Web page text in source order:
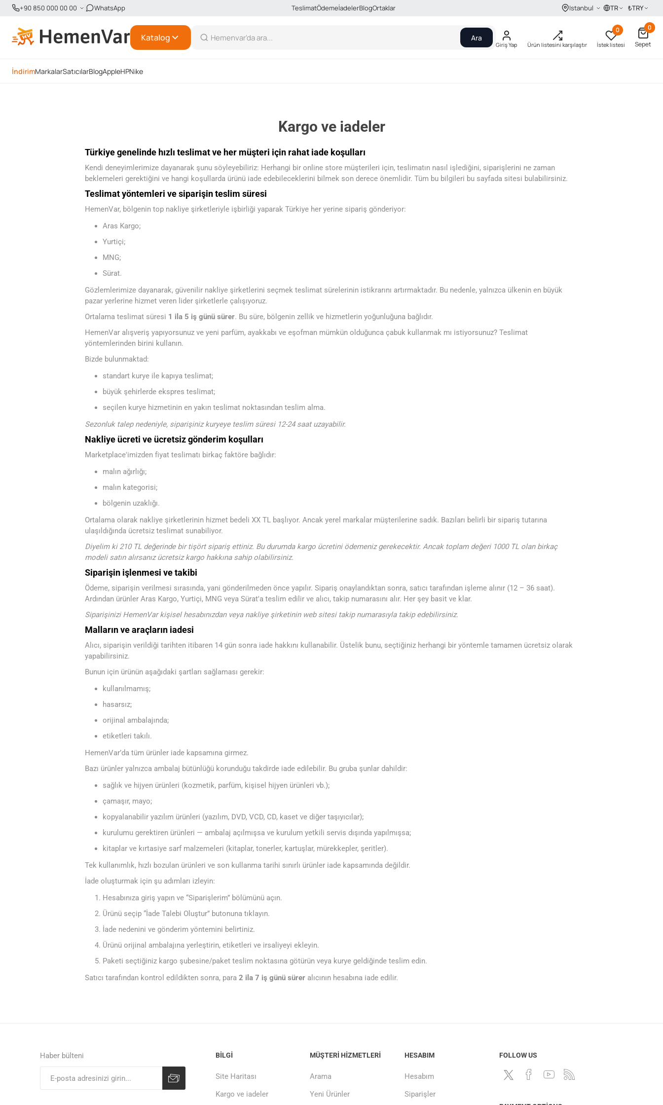
+90 850 000 00 00 WhatsApp TeslimatÖdemeİadelerBlogOrtaklar Istanbul TR ₺TRY
Katalog Ara
Giriş Yap Ürün listesini karşılaştır İstek listesi
0
0
Sepet
İndirimMarkalarSatıcılarBlogAppleHPNike
Kargo ve iadeler
Türkiye genelinde hızlı teslimat ve her müşteri için rahat iade koşulları
Kendi deneyimlerimize dayanarak şunu söyleyebiliriz: Herhangi bir online store müşterileri için, teslimatın nasıl işlediğini, siparişlerini ne zaman
beklemeleri gerektiğini ve hangi koşullarda ürünü iade edebileceklerini bilmek son derece önemlidir. Tüm bu bilgileri bu sayfada sitesi bulabilirsiniz.
Teslimat yöntemleri ve siparişin teslim süresi
HemenVar, bölgenin top nakliye şirketleriyle işbirliği yaparak Türkiye her yerine sipariş gönderiyor:
Aras Kargo;
Yurtiçi;
MNG;
Sürat.
Gözlemlerimize dayanarak, güvenilir nakliye şirketlerini seçmek teslimat sürelerinin istikrarını artırmaktadır. Bu nedenle, yalnızca ülkenin en büyük
pazar yerlerine hizmet veren lider şirketlerle çalışıyoruz.
Ortalama teslimat süresi 1 ila 5 iş günü sürer. Bu süre, bölgenin zellik ve hizmetlerin yoğunluğuna bağlıdır.
HemenVar alışveriş yapıyorsunuz ve yeni parfüm, ayakkabı ve eşofman mümkün olduğunca çabuk kullanmak mı istiyorsunuz? Teslimat
yöntemlerinden birini kullanın.
Bizde bulunmaktad:
standart kurye ile kapıya teslimat;
büyük şehirlerde ekspres teslimat;
seçilen kurye hizmetinin en yakın teslimat noktasından teslim alma.
Sezonluk talep nedeniyle, siparişiniz kuryeye teslim süresi 12-24 saat uzayabilir.
Nakliye ücreti ve ücretsiz gönderim koşulları
Marketplace'imizden fiyat teslimatı birkaç faktöre bağlıdır:
malın ağırlığı;
malın kategorisi;
bölgenin uzaklığı.
Ortalama olarak nakliye şirketlerinin hizmet bedeli XX TL başlıyor. Ancak yerel markalar müşterilerine sadık. Bazıları belirli bir sipariş tutarına
ulaşıldığında ücretsiz teslimat sunabiliyor.
Diyelim ki 210 TL değerinde bir tişört sipariş ettiniz. Bu durumda kargo ücretini ödemeniz gerekecektir. Ancak toplam değeri 1000 TL olan birkaç
modeli satın alırsanız ücretsiz kargo hakkına sahip olabilirsiniz.
Siparişin işlenmesi ve takibi
Ödeme, siparişin verilmesi sırasında, yani gönderilmeden önce yapılır. Sipariş onaylandıktan sonra, satıcı tarafından işleme alınır (12 – 36 saat).
Ardından ürünler Aras Kargo, Yurtiçi, MNG veya Sürat'a teslim edilir ve alıcı, takip numarasını alır. Her şey basit ve klar.
Siparişinizi HemenVar kişisel hesabınızdan veya nakliye şirketinin web sitesi takip numarasıyla takip edebilirsiniz.
Malların ve araçların iadesi
Alıcı, siparişin verildiği tarihten itibaren 14 gün sonra iade hakkını kullanabilir. Üstelik bunu, seçtiğiniz herhangi bir yöntemle tamamen ücretsiz olarak
yapabilirsiniz.
Bunun için ürünün aşağıdaki şartları sağlaması gerekir:
kullanılmamış;
hasarsız;
orijinal ambalajında;
etiketleri takılı.
HemenVar’da tüm ürünler iade kapsamına girmez.
Bazı ürünler yalnızca ambalaj bütünlüğü korunduğu takdirde iade edilebilir. Bu gruba şunlar dahildir:
sağlık ve hijyen ürünleri (kozmetik, parfüm, kişisel hijyen ürünleri vb.);
çamaşır, mayo;
kopyalanabilir yazılım ürünleri (yazılım, DVD, VCD, CD, kaset ve diğer taşıyıcılar);
kurulumu gerektiren ürünleri — ambalaj açılmışsa ve kurulum yetkili servis dışında yapılmışsa;
kitaplar ve kırtasiye sarf malzemeleri (kitaplar, tonerler, kartuşlar, mürekkepler, şeritler).
Tek kullanımlık, hızlı bozulan ürünleri ve son kullanma tarihi sınırlı ürünler iade kapsamında değildir.
İade oluşturmak için şu adımları izleyin:
Hesabınıza giriş yapın ve “Siparişlerim” bölümünü açın.
Ürünü seçip “İade Talebi Oluştur” butonuna tıklayın.
İade nedenini ve gönderim yöntemini belirtiniz.
Ürünü orijinal ambalajına yerleştirin, etiketleri ve irsaliyeyi ekleyin.
Paketi seçtiğiniz kargo şubesine/paket teslim noktasına götürün veya kurye geldiğinde teslim edin.
Satıcı tarafından kontrol edildikten sonra, para 2 ila 7 iş günü sürer alıcının hesabına iade edilir.
Haber bülteni BILGI
Site Haritası
Kargo ve iadeler
MÜŞTERI HIZMETLERI
Arama
Yeni Ürünler
HESABIM
Hesabım
Siparişler
FOLLOW US